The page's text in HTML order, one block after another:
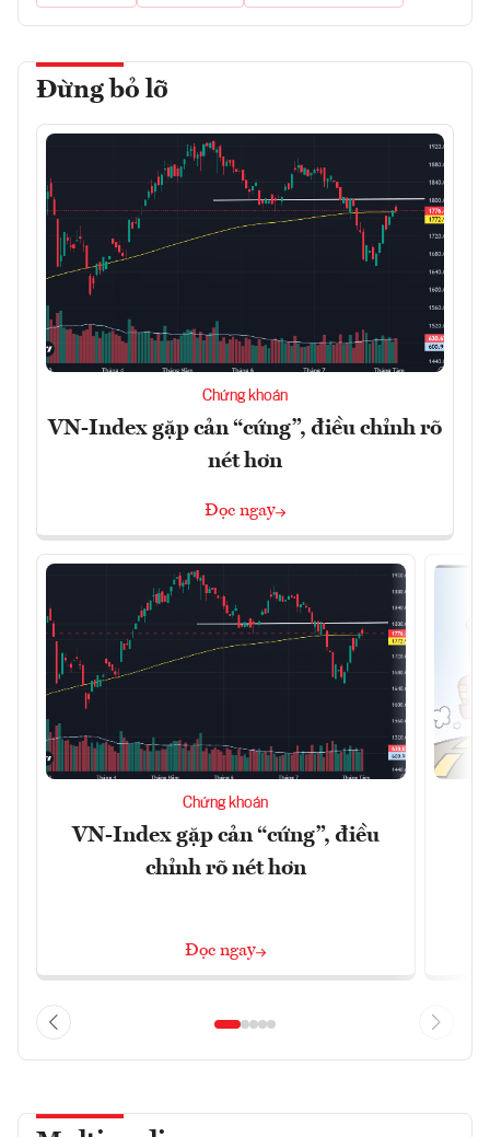
Đừng bỏ lỡ
Chứng khoán
VN-Index gặp cản “cứng”, điều chỉnh rõ
nét hơn
Đọc ngay
Chứng khoán
VN-Index gặp cản “cứng”, điều
chỉnh rõ nét hơn
Đọc ngay